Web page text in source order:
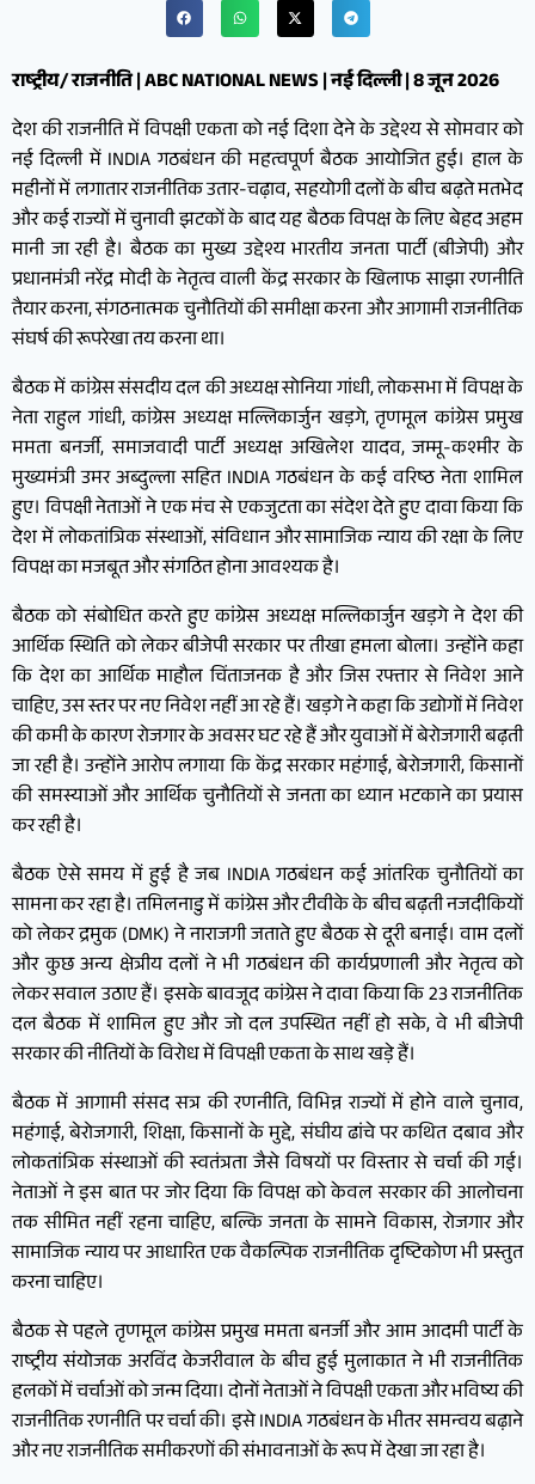
राष्ट्रीय/ राजनीति | ABC NATIONAL NEWS | नई दिल्ली | 8 जून 2026
देश की राजनीति में विपक्षी एकता को नई दिशा देने के उद्देश्य से सोमवार को
नई दिल्ली में INDIA गठबंधन की महत्वपूर्ण बैठक आयोजित हुई। हाल के
महीनों में लगातार राजनीतिक उतार-चढ़ाव, सहयोगी दलों के बीच बढ़ते मतभेद
और कई राज्यों में चुनावी झटकों के बाद यह बैठक विपक्ष के लिए बेहद अहम
मानी जा रही है। बैठक का मुख्य उद्देश्य भारतीय जनता पार्टी (बीजेपी) और
प्रधानमंत्री नरेंद्र मोदी के नेतृत्व वाली केंद्र सरकार के खिलाफ साझा रणनीति
तैयार करना, संगठनात्मक चुनौतियों की समीक्षा करना और आगामी राजनीतिक
संघर्ष की रूपरेखा तय करना था।
बैठक में कांग्रेस संसदीय दल की अध्यक्ष सोनिया गांधी, लोकसभा में विपक्ष के
नेता राहुल गांधी, कांग्रेस अध्यक्ष मल्लिकार्जुन खड़गे, तृणमूल कांग्रेस प्रमुख
ममता बनर्जी, समाजवादी पार्टी अध्यक्ष अखिलेश यादव, जम्मू-कश्मीर के
मुख्यमंत्री उमर अब्दुल्ला सहित INDIA गठबंधन के कई वरिष्ठ नेता शामिल
हुए। विपक्षी नेताओं ने एक मंच से एकजुटता का संदेश देते हुए दावा किया कि
देश में लोकतांत्रिक संस्थाओं, संविधान और सामाजिक न्याय की रक्षा के लिए
विपक्ष का मजबूत और संगठित होना आवश्यक है।
बैठक को संबोधित करते हुए कांग्रेस अध्यक्ष मल्लिकार्जुन खड़गे ने देश की
आर्थिक स्थिति को लेकर बीजेपी सरकार पर तीखा हमला बोला। उन्होंने कहा
कि देश का आर्थिक माहौल चिंताजनक है और जिस रफ्तार से निवेश आने
चाहिए, उस स्तर पर नए निवेश नहीं आ रहे हैं। खड़गे ने कहा कि उद्योगों में निवेश
की कमी के कारण रोजगार के अवसर घट रहे हैं और युवाओं में बेरोजगारी बढ़ती
जा रही है। उन्होंने आरोप लगाया कि केंद्र सरकार महंगाई, बेरोजगारी, किसानों
की समस्याओं और आर्थिक चुनौतियों से जनता का ध्यान भटकाने का प्रयास
कर रही है।
बैठक ऐसे समय में हुई है जब INDIA गठबंधन कई आंतरिक चुनौतियों का
सामना कर रहा है। तमिलनाडु में कांग्रेस और टीवीके के बीच बढ़ती नजदीकियों
को लेकर द्रमुक (DMK) ने नाराजगी जताते हुए बैठक से दूरी बनाई। वाम दलों
और कुछ अन्य क्षेत्रीय दलों ने भी गठबंधन की कार्यप्रणाली और नेतृत्व को
लेकर सवाल उठाए हैं। इसके बावजूद कांग्रेस ने दावा किया कि 23 राजनीतिक
दल बैठक में शामिल हुए और जो दल उपस्थित नहीं हो सके, वे भी बीजेपी
सरकार की नीतियों के विरोध में विपक्षी एकता के साथ खड़े हैं।
बैठक में आगामी संसद सत्र की रणनीति, विभिन्न राज्यों में होने वाले चुनाव,
महंगाई, बेरोजगारी, शिक्षा, किसानों के मुद्दे, संघीय ढांचे पर कथित दबाव और
लोकतांत्रिक संस्थाओं की स्वतंत्रता जैसे विषयों पर विस्तार से चर्चा की गई।
नेताओं ने इस बात पर जोर दिया कि विपक्ष को केवल सरकार की आलोचना
तक सीमित नहीं रहना चाहिए, बल्कि जनता के सामने विकास, रोजगार और
सामाजिक न्याय पर आधारित एक वैकल्पिक राजनीतिक दृष्टिकोण भी प्रस्तुत
करना चाहिए।
बैठक से पहले तृणमूल कांग्रेस प्रमुख ममता बनर्जी और आम आदमी पार्टी के
राष्ट्रीय संयोजक अरविंद केजरीवाल के बीच हुई मुलाकात ने भी राजनीतिक
हलकों में चर्चाओं को जन्म दिया। दोनों नेताओं ने विपक्षी एकता और भविष्य की
राजनीतिक रणनीति पर चर्चा की। इसे INDIA गठबंधन के भीतर समन्वय बढ़ाने
और नए राजनीतिक समीकरणों की संभावनाओं के रूप में देखा जा रहा है।